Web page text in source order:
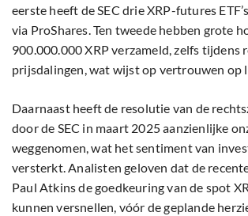
eerste heeft de SEC drie XRP-futures
via ProShares. Ten tweede hebben grote
900.000.000 XRP verzameld, zelfs tijdens
prijsdalingen, wat wijst op vertrouwen op
Daarnaast heeft de resolutie van de
door de SEC in maart 2025 aanzienlijke
weggenomen, wat het sentiment van
versterkt. Analisten geloven dat de
Paul Atkins de goedkeuring van de spot
kunnen versnellen, vóór de geplande